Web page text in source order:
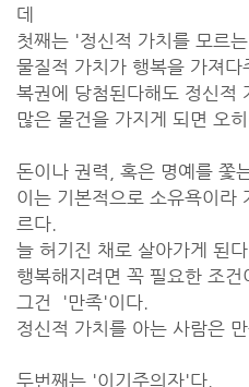
데
첫째는 '정신적 가치를 모르
물질적 가치가 행복을 가져다
복권에 당첨된다해도 정신적
많은 물건을 가지게 되면 오
돈이나 권력, 혹은 명예를 쫓
이는 기본적으로 소유욕이라
르다.
늘 허기진 채로 살아가게 된
행복해지려면 꼭 필요한 조건
그건 '만족'이다.
정신적 가치를 아는 사람은
두번째는 '이기주의자'다.